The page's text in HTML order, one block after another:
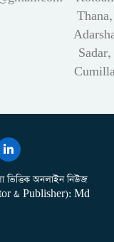
Thana,
Sadar,
অনলাইন নিউজ
& Publisher): Md